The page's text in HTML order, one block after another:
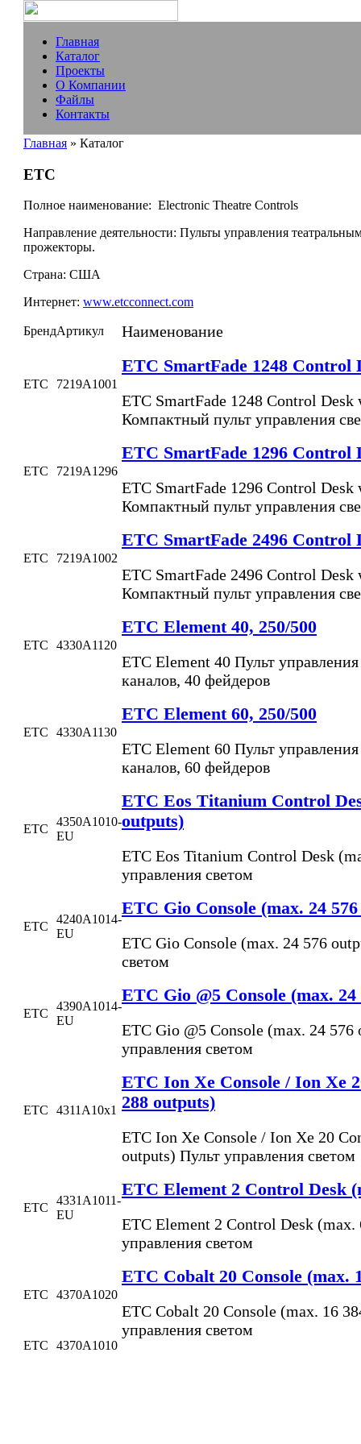
Главная
Каталог
Проекты
О Компании
Файлы
Контакты
Главная » Каталог
ETC
Полное наименование: Electronic Theatre Controls
Направление деятельности: Пульты управления
прожекторы.
Страна: США
Интернет: www.etcconnect.com
БрендАртикул Наименование
ETC 7219A1001
ETC SmartFade 1248 Control
ETC SmartFade 1248 Control Desk
Компактный пульт управления
ETC 7219A1296
ETC SmartFade 1296 Control
ETC SmartFade 1296 Control Desk
Компактный пульт управления
ETC 7219A1002
ETC SmartFade 2496 Control
ETC SmartFade 2496 Control Desk
Компактный пульт управления
ETC 4330A1120
ETC Element 40, 250/500
ETC Element 40 Пульт
каналов, 40 фейдеров
ETC 4330A1130
ETC Element 60, 250/500
ETC Element 60 Пульт
каналов, 60 фейдеров
ETC
4350A1010-
EU
ETC Eos Titanium Control
outputs)
ETC Eos Titanium Control Desk
управления светом
ETC
4240A1014-
EU
ETC Gio Console (max. 24
ETC Gio Console (max. 24 576
светом
ETC
4390A1014-
EU
ETC Gio @5 Console (max.
ETC Gio @5 Console (max. 24 576
управления светом
ETC 4311A10x1
ETC Ion Xe Console / Ion Xe
288 outputs)
ETC Ion Xe Console / Ion Xe 20
outputs) Пульт управления светом
ETC
4331A1011-
EU
ETC Element 2 Control Desk
ETC Element 2 Control Desk (max.
управления светом
ETC 4370A1020
ETC Cobalt 20 Console (max.
ETC Cobalt 20 Console (max. 16
управления светом
ETC 4370A1010